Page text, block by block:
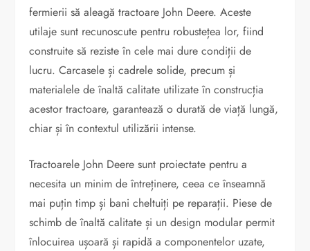
fermierii să aleagă tractoare John Deere. Aceste
utilaje sunt recunoscute pentru robustețea lor, fiind
construite să reziste în cele mai dure condiții de
lucru. Carcasele și cadrele solide, precum și
materialele de înaltă calitate utilizate în construcția
acestor tractoare, garantează o durată de viață lungă,
chiar și în contextul utilizării intense.
Tractoarele John Deere sunt proiectate pentru a
necesita un minim de întreținere, ceea ce înseamnă
mai puțin timp și bani cheltuiți pe reparații. Piese de
schimb de înaltă calitate și un design modular permit
înlocuirea ușoară și rapidă a componentelor uzate,